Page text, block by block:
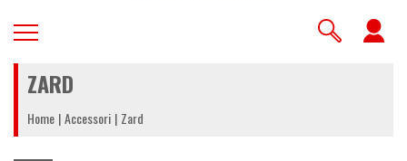
ZARD
Home Accessori Zard